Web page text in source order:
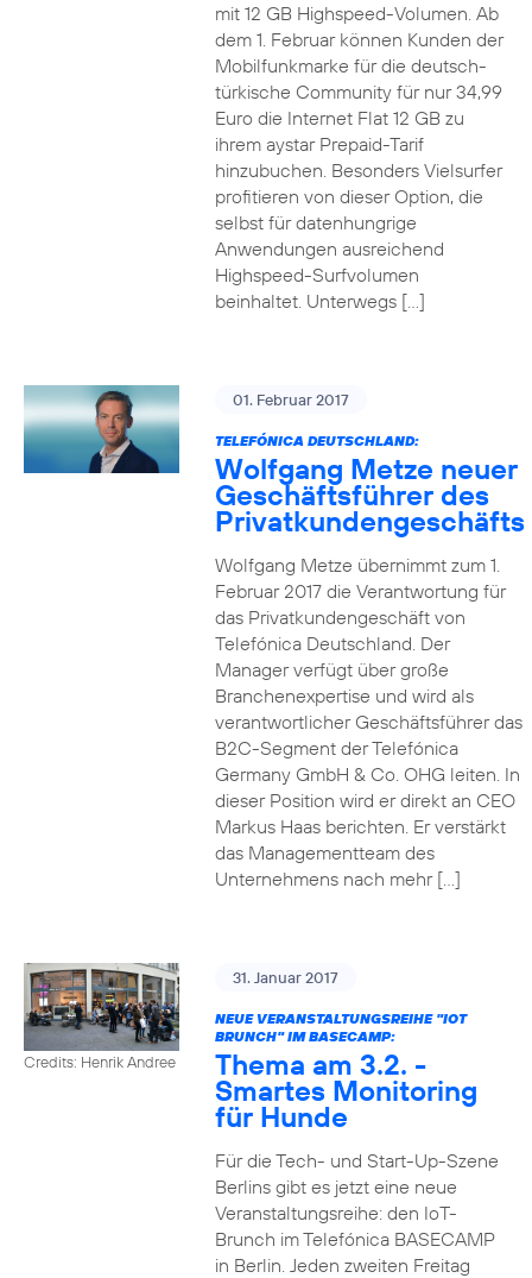
mit 12 GB Highspeed-Volumen. Ab
dem 1. Februar können Kunden der
Mobilfunkmarke für die deutsch-
türkische Community für nur 34,99
Euro die Internet Flat 12 GB zu
ihrem aystar Prepaid-Tarif
hinzubuchen. Besonders Vielsurfer
profitieren von dieser Option, die
selbst für datenhungrige
Anwendungen ausreichend
Highspeed-Surfvolumen
beinhaltet. Unterwegs […]
01. Februar 2017
TELEFÓNICA DEUTSCHLAND:
Wolfgang Metze neuer
Geschäftsführer des
Privatkundengeschäfts
Wolfgang Metze übernimmt zum 1.
Februar 2017 die Verantwortung für
das Privatkundengeschäft von
Telefónica Deutschland. Der
Manager verfügt über große
Branchenexpertise und wird als
verantwortlicher Geschäftsführer das
B2C-Segment der Telefónica
Germany GmbH & Co. OHG leiten. In
dieser Position wird er direkt an CEO
Markus Haas berichten. Er verstärkt
das Managementteam des
Unternehmens nach mehr […]
Credits: Henrik Andree
31. Januar 2017
NEUE VERANSTALTUNGSREIHE "IOT
BRUNCH" IM BASECAMP:
Thema am 3.2. -
Smartes Monitoring
für Hunde
Für die Tech- und Start-Up-Szene
Berlins gibt es jetzt eine neue
Veranstaltungsreihe: den IoT-
Brunch im Telefónica BASECAMP
in Berlin. Jeden zweiten Freitag